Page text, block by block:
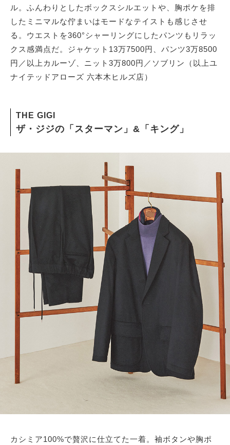
ル。ふんわりとしたボックスシルエットや、胸ポケを排
したミニマルな佇まいはモードなテイストも感じさせ
る。ウエストを360°シャーリングにしたパンツもリラッ
クス感満点だ。ジャケット13万7500円、パンツ3万8500
円／以上カルーゾ、ニット3万800円／ソブリン（以上ユ
ナイテッドアローズ 六本木ヒルズ店）
THE GIGI
ザ・ジジの「スターマン」&「キング」
カシミア100%で贅沢に仕立てた一着。袖ボタンや胸ポ